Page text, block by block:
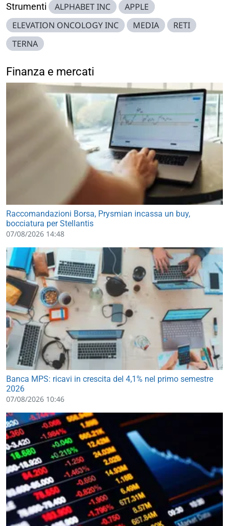
Strumenti ALPHABET INC
APPLE
ELEVATION ONCOLOGY INC
MEDIA
RETI
TERNA
Finanza e mercati
Raccomandazioni Borsa, Prysmian incassa un buy,
bocciatura per Stellantis
07/08/2026 14:48
Banca MPS: ricavi in crescita del 4,1% nel primo semestre
2026
07/08/2026 10:46